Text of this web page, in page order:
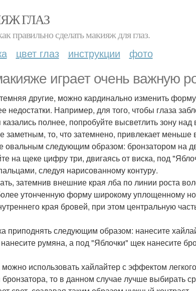
ГЛАЗ
правильно сделать макияж для глаз.
цвет глаз инструкции фото
играет очень важную
другие, можно кардинально изменить
недостатки. Например, для того, чтобы глаза
полнее, попробуйте высветлить зону
заметным, то, что затемнено, привлекает меньше
овальным следующим образом: бронзатором на
на щеке цифру три, двигаясь от виска, под
следуя нарисованному контуру.
затемнив внешние края лба по линии роста
утонченную форму широкому уплощенному
края бровей, при этом центральную
приподнять следующим образом: нанесите
румяна, а под "Яблочки" щек нанесите
использовать хайлайтер с эффектом
то в данном случае лучше выбирать